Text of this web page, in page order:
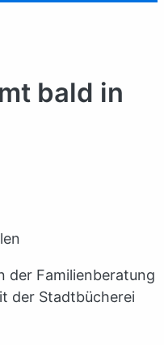
bald in
der Familienberatung
der Stadtbücherei